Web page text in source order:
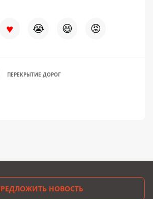
♥ 😭 😆 😡
ПЕРЕКРЫТИЕ ДОРОГ
НОВОСТЬ